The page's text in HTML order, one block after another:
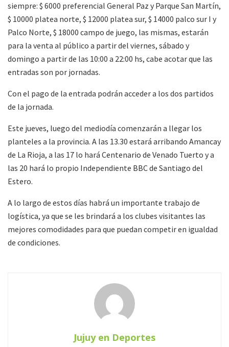
siempre: $ 6000 preferencial General Paz y Parque San Martín,
$ 10000 platea norte, $ 12000 platea sur, $ 14000 palco sur I y
Palco Norte, $ 18000 campo de juego, las mismas, estarán
para la venta al público a partir del viernes, sábado y
domingo a partir de las 10:00 a 22:00 hs, cabe acotar que las
entradas son por jornadas.
Con el pago de la entrada podrán acceder a los dos partidos
de la jornada.
Este jueves, luego del mediodía comenzarán a llegar los
planteles a la provincia. A las 13.30 estará arribando Amancay
de La Rioja, a las 17 lo hará Centenario de Venado Tuerto y a
las 20 hará lo propio Independiente BBC de Santiago del
Estero.
A lo largo de estos días habrá un importante trabajo de
logística, ya que se les brindará a los clubes visitantes las
mejores comodidades para que puedan competir en igualdad
de condiciones.
Jujuy en Deportes